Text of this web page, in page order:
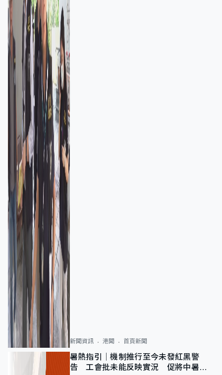
新聞資訊 港聞 首頁新聞
暑熱指引｜機制推行至今未發紅黑警
告 工會批未能反映實況 促將中暑列